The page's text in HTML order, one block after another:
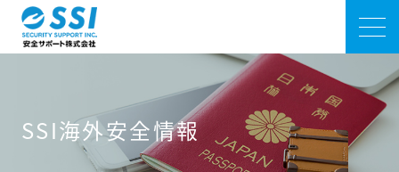
SSI海外安全情報